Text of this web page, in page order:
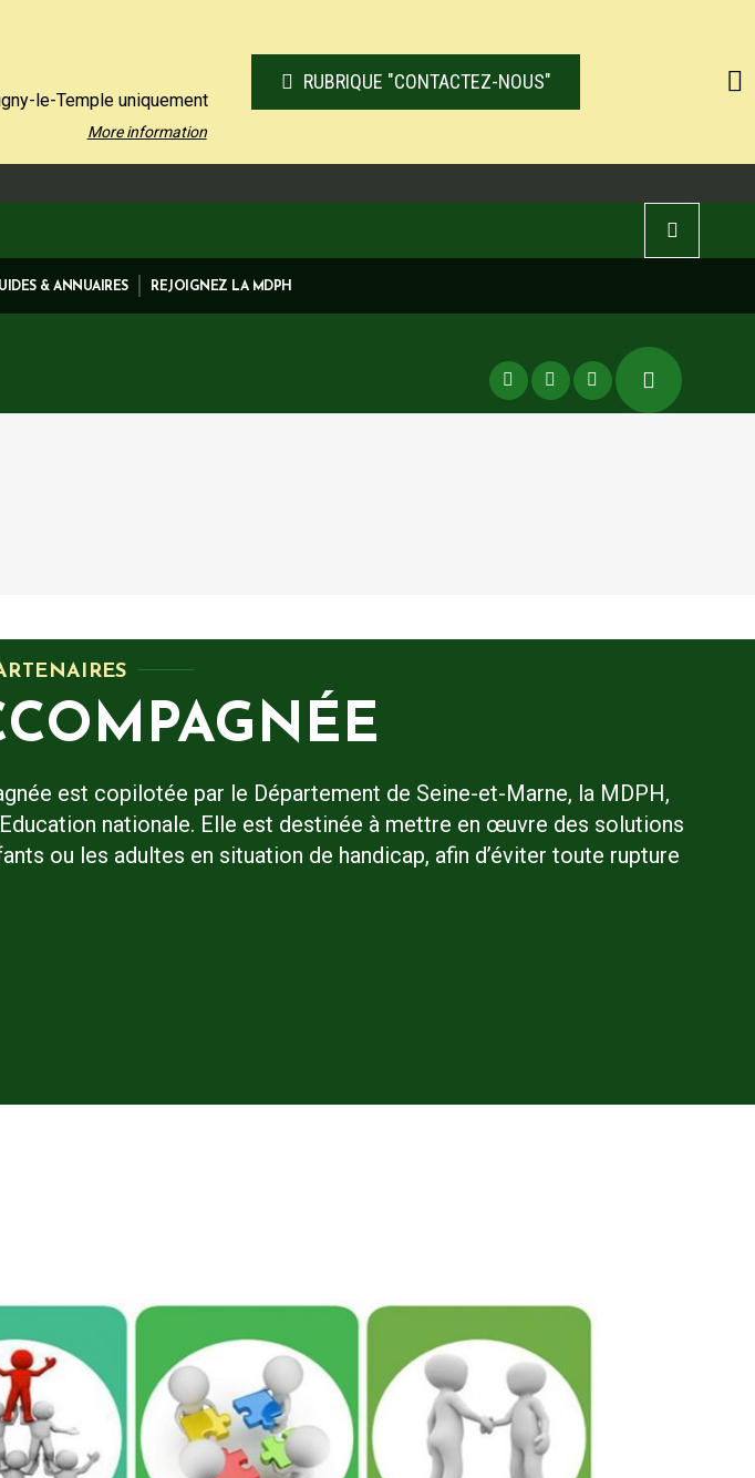
More information
le-Temple uniquement
RUBRIQUE "CONTACTEZ-NOUS"
& ANNUAIRES REJOIGNEZ LA MDPH
est copilotée par le Département de Seine-et-Marne, la MDPH,
nationale. Elle est destinée à mettre en œuvre des solutions
ou les adultes en situation de handicap, afin d’éviter toute rupture